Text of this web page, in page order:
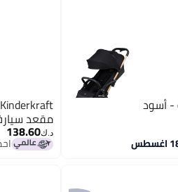
مقعد
د.ك‏138.60